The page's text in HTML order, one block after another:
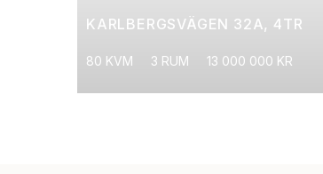
KARLBERGSVÄGEN 32A, 4TR
80 KVM 3 RUM 13 000 000 KR